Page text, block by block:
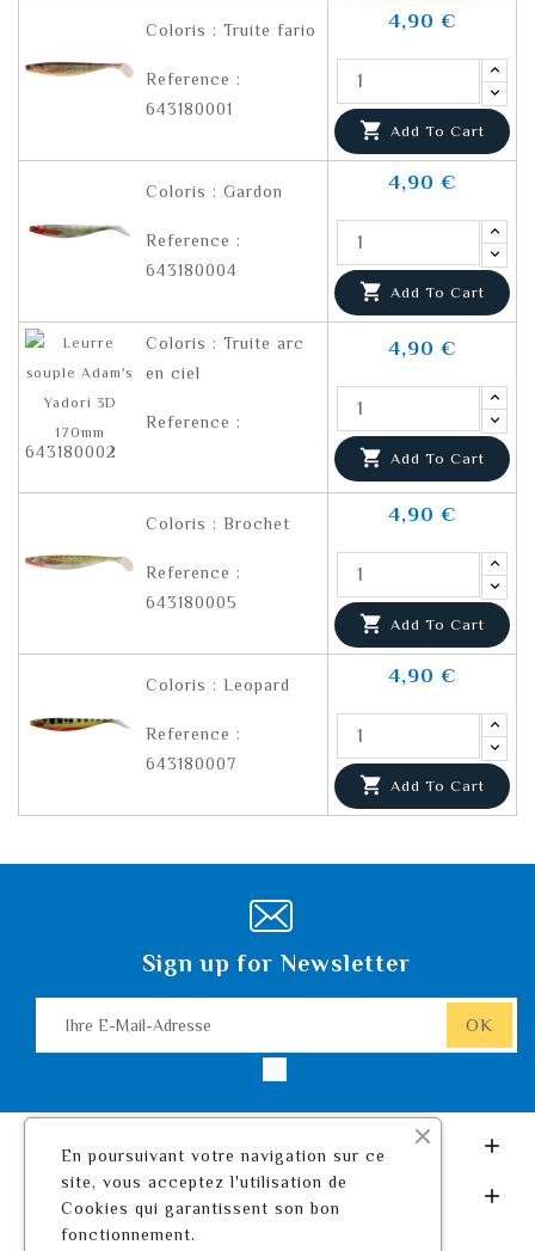
Coloris : Truite fario
Reference :
643180001
4,90 €
 Add To Cart
Coloris : Gardon
Reference :
643180004
4,90 €
 Add To Cart
Coloris : Truite arc
en ciel
Reference :
643180002
4,90 €
 Add To Cart
Coloris : Brochet
Reference :
643180005
4,90 €
 Add To Cart
Coloris : Leopard
Reference :
643180007
4,90 €
 Add To Cart
Sign up for Newsletter

Ihr Konto 
En poursuivant votre navigation sur ce
site, vous acceptez l'utilisation de
Cookies qui garantissent son bon
fonctionnement.